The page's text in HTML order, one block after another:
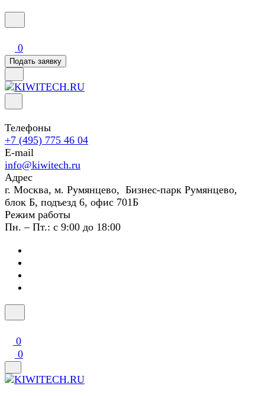
0
Подать заявку
Телефоны
+7 (495) 775 46 04
E-mail
info@kiwitech.ru
Адрес
г. Москва, м. Румянцево, Бизнес-парк Румянцево,
блок Б, подъезд 6, офис 701Б
Режим работы
Пн. – Пт.: с 9:00 до 18:00
0
0